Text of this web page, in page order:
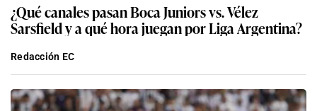
¿Qué canales pasan Boca Juniors vs. Vélez
Sarsfield y a qué hora juegan por Liga Argentina?
Redacción EC